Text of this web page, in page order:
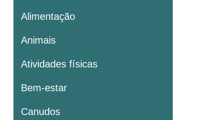
Alimentação
Animais
Atividades físicas
Bem-estar
Canudos